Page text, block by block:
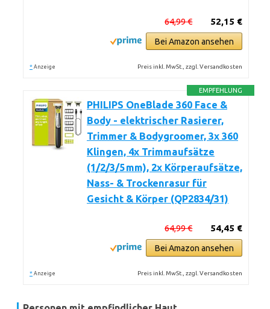
52,15 €
64,99 €
Bei Amazon ansehen
* Anzeige Preis inkl. MwSt., zzgl. Versandkosten
EMPFEHLUNG
PHILIPS OneBlade 360 Face &
Body - elektrischer Rasierer,
Trimmer & Bodygroomer, 3x 360
Klingen, 4x Trimmaufsätze
(1/2/3/5 mm), 2x Körperaufsätze,
Nass- & Trockenrasur für
Gesicht & Körper (QP2834/31)
54,45 €
64,99 €
Bei Amazon ansehen
* Anzeige Preis inkl. MwSt., zzgl. Versandkosten